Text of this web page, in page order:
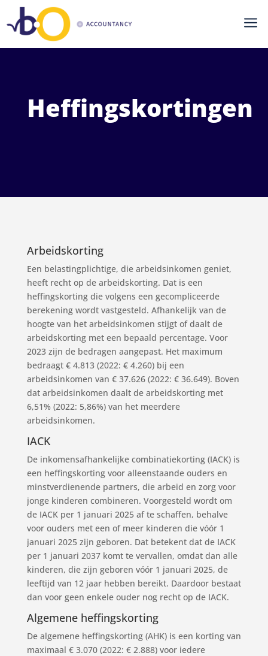
a
Heffingskortingen
Arbeidskorting
Een belastingplichtige, die arbeidsinkomen geniet,
heeft recht op de arbeidskorting. Dat is een
heffingskorting die volgens een gecompliceerde
berekening wordt vastgesteld. Afhankelijk van de
hoogte van het arbeidsinkomen stijgt of daalt de
arbeidskorting met een bepaald percentage. Voor
2023 zijn de bedragen aangepast. Het maximum
bedraagt € 4.813 (2022: € 4.260) bij een
arbeidsinkomen van € 37.626 (2022: € 36.649). Boven
dat arbeidsinkomen daalt de arbeidskorting met
6,51% (2022: 5,86%) van het meerdere
arbeidsinkomen.
IACK
De inkomensafhankelijke combinatiekorting (IACK) is
een heffingskorting voor alleenstaande ouders en
minstverdienende partners, die arbeid en zorg voor
jonge kinderen combineren. Voorgesteld wordt om
de IACK per 1 januari 2025 af te schaffen, behalve
voor ouders met een of meer kinderen die vóór 1
januari 2025 zijn geboren. Dat betekent dat de IACK
per 1 januari 2037 komt te vervallen, omdat dan alle
kinderen, die zijn geboren vóór 1 januari 2025, de
leeftijd van 12 jaar hebben bereikt. Daardoor bestaat
dan voor geen enkele ouder nog recht op de IACK.
Algemene heffingskorting
De algemene heffingskorting (AHK) is een korting van
maximaal € 3.070 (2022: € 2.888) voor iedere